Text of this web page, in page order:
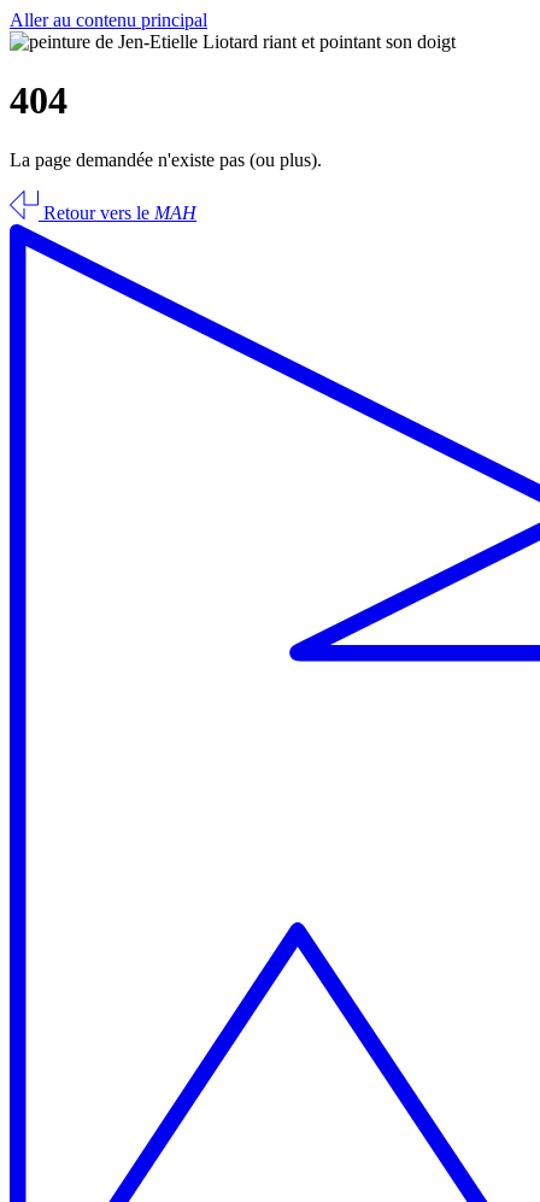
Aller au contenu principal
404
La page demandée n'existe pas (ou plus).
Retour vers le MAH